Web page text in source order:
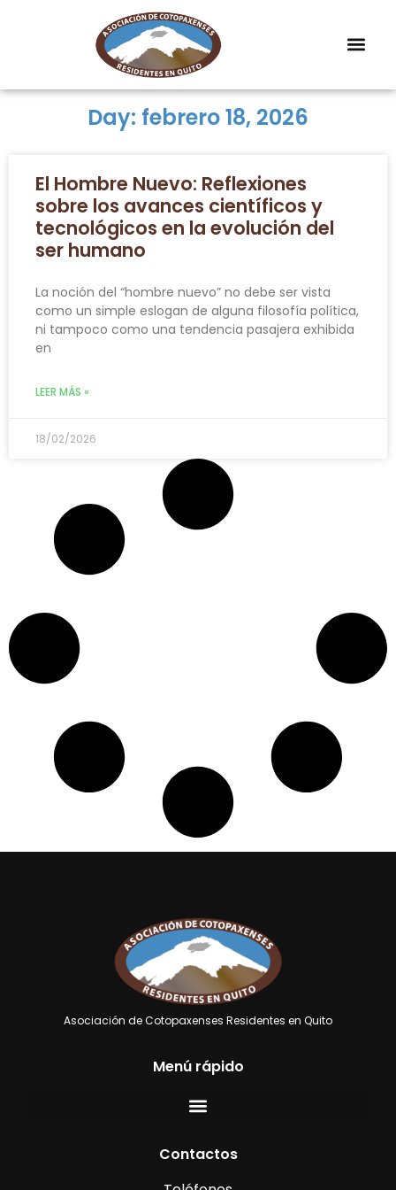
Day: febrero 18, 2026
El Hombre Nuevo: Reflexiones
sobre los avances científicos y
tecnológicos en la evolución del
ser humano
La noción del “hombre nuevo” no debe ser vista
como un simple eslogan de alguna filosofía política,
ni tampoco como una tendencia pasajera exhibida
en
LEER MÁS »
18/02/2026
Asociación de Cotopaxenses Residentes en Quito
Menú rápido
Contactos